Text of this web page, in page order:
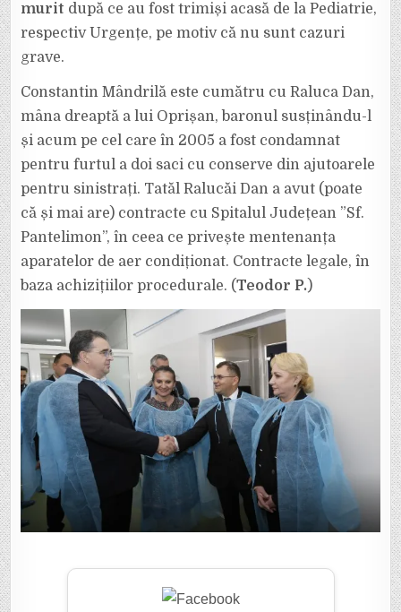
murit după ce au fost trimiși acasă de la Pediatrie,
respectiv Urgențe, pe motiv că nu sunt cazuri
grave.
Constantin Mândrilă este cumătru cu Raluca Dan,
mâna dreaptă a lui Oprișan, baronul susținându-l
și acum pe cel care în 2005 a fost condamnat
pentru furtul a doi saci cu conserve din ajutoarele
pentru sinistrați. Tatăl Ralucăi Dan a avut (poate
că și mai are) contracte cu Spitalul Județean ”Sf.
Pantelimon”, în ceea ce privește mentenanța
aparatelor de aer condiționat. Contracte legale, în
baza achizițiilor procedurale. (Teodor P.)